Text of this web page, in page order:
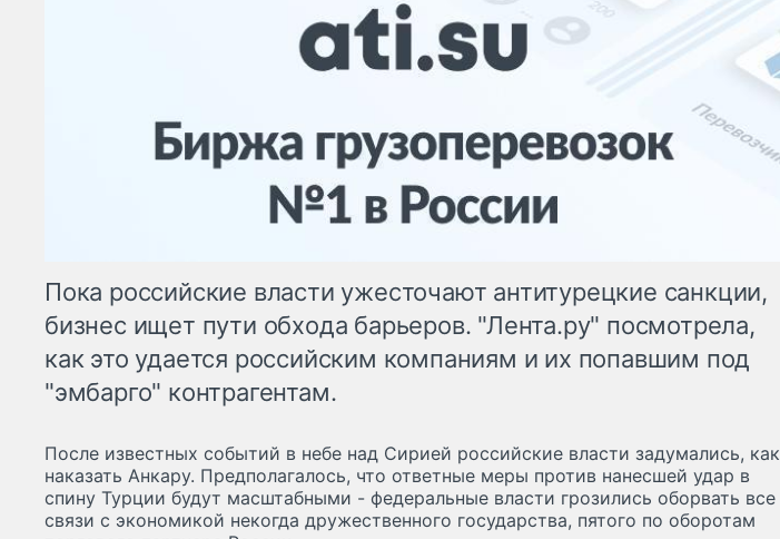
Пока российские власти ужесточают антитурецкие санкции,
бизнес ищет пути обхода барьеров. "Лента.ру" посмотрела,
как это удается российским компаниям и их попавшим под
"эмбарго" контрагентам.
После известных событий в небе над Сирией российские власти задумались, как
наказать Анкару. Предполагалось, что ответные меры против нанесшей удар в
спину Турции будут масштабными - федеральные власти грозились оборвать все
связи с экономикой некогда дружественного государства, пятого по оборотам